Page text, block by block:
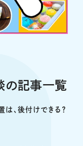
の記事一覧
、後付けできる？